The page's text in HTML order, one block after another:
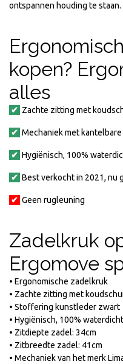
ontspannen houding te staan.
kopen?
alles
✔ Zachte zitting met
✔ Mechaniek met
✔ Hygiënisch, 100%
✔ Best verkocht in 2021, nu
✔ Geen rugleuning
Zadelkruk
Ergomove
• Ergonomische zadelkruk
• Zachte zitting met
• Stoffering kunstleder zwart
• Hygiënisch, 100%
• Zitdiepte zadel: 34cm
• Zitbreedte zadel: 41cm
• Mechaniek van het merk